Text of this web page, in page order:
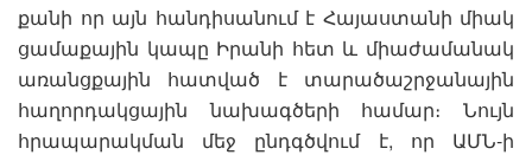
քանի որ այն հանդիսանում է Հայաստանի միակ
ցամաքային կապը Իրանի հետ և միաժամանակ
առանցքային հատված է տարածաշրջանային
հաղորդակցային նախագծերի համար։ Նույն
հրապարակման մեջ ընդգծվում է, որ ԱՄՆ-ի